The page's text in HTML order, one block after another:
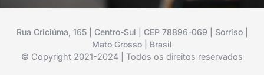
Rua Criciúma, 165 | Centro-Sul | CEP 78896-069 | Sorriso |
Mato Grosso | Brasil
© Copyright 2021-2024 | Todos os direitos reservados